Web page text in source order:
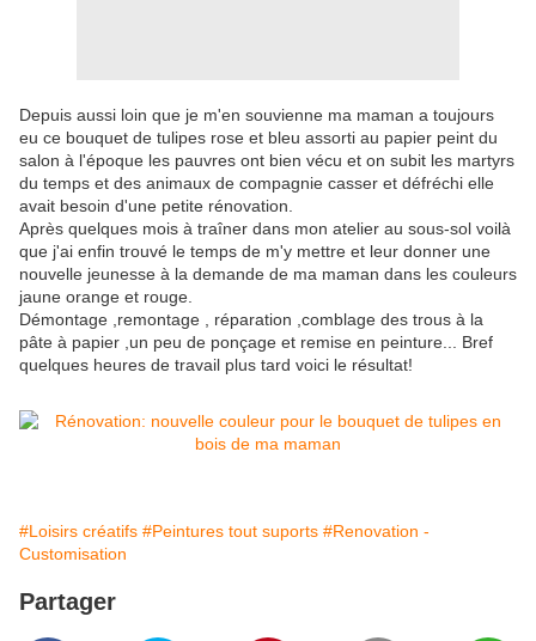
Depuis aussi loin que je m'en souvienne ma maman a toujours
eu ce bouquet de tulipes rose et bleu assorti au papier peint du
salon à l'époque les pauvres ont bien vécu et on subit les martyrs
du temps et des animaux de compagnie casser et défréchi elle
avait besoin d'une petite rénovation.
Après quelques mois à traîner dans mon atelier au sous-sol voilà
que j'ai enfin trouvé le temps de m'y mettre et leur donner une
nouvelle jeunesse à la demande de ma maman dans les couleurs
jaune orange et rouge.
Démontage ,remontage , réparation ,comblage des trous à la
pâte à papier ,un peu de ponçage et remise en peinture... Bref
quelques heures de travail plus tard voici le résultat!
#Loisirs créatifs #Peintures tout suports #Renovation -
Customisation
Partager